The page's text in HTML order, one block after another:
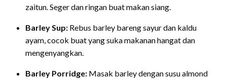
zaitun. Seger dan ringan buat makan siang.
Barley Sup: Rebus barley bareng sayur dan kaldu
ayam, cocok buat yang suka makanan hangat dan
mengenyangkan.
Barley Porridge: Masak barley dengan susu almond